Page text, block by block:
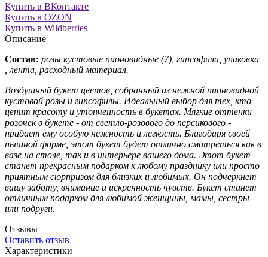
Купить в ВКонтакте
Купить в OZON
Купить в Wildberries
Описание
Состав: розы кустовые пионовидные (7), гипсофила, упаковка
, лента, расходный материал.
Воздушный букет цветов, собранный из нежной пионовидной
кустовой розы и гипсофилы. Идеальный выбор для тех, кто
ценит красоту и утонченность в букетах. Мягкие оттенки
розочек в букете - от светло-розового до персикового -
придает ему особую нежность и легкость. Благодаря своей
пышной форме, этот букет будет отлично смотреться как в
вазе на столе, так и в интерьере вашего дома. Этот букет
станет прекрасным подарком к любому празднику или просто
приятным сюрпризом для близких и любимых. Он подчеркнет
вашу заботу, внимание и искренность чувств. Букет станет
отличным подарком для любимой женщины, мамы, сестры
или подруги.
Отзывы
Оставить отзыв
Характеристики